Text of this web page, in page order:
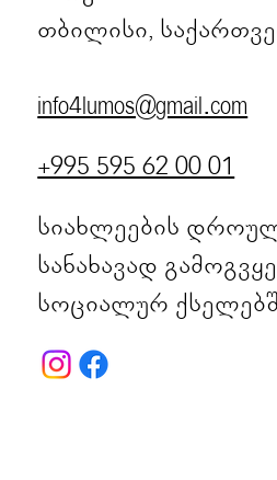
თბილისი,
info4lumos@gmail.com
+995 595 62 00 01
სიახლეების
სანახავად
სოციალურ